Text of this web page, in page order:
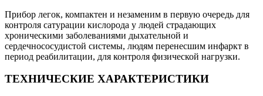
Прибор легок, компактен и незаменим в первую очередь для
контроля сатурации кислорода у людей страдающих
хроническими заболеваниями дыхательной и
сердечнососудистой системы, людям перенесшим инфаркт в
период реабилитации, для контроля физической нагрузки.
ТЕХНИЧЕСКИЕ ХАРАКТЕРИСТИКИ